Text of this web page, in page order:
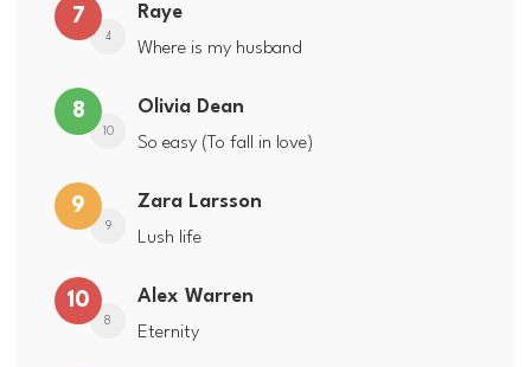
7
4
Raye
Where is my husband
8
10
Olivia Dean
So easy (To fall in love)
9
9
Zara Larsson
Lush life
10
8
Alex Warren
Eternity